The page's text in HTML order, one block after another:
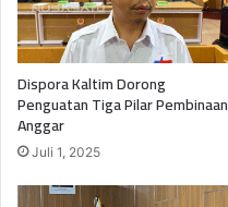
Dispora Kaltim Dorong
Penguatan Tiga Pilar Pembinaan
Anggar
Juli 1, 2025